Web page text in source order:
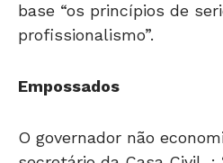
base “os princípios de
profissionalismo”.
Empossados
O governador não